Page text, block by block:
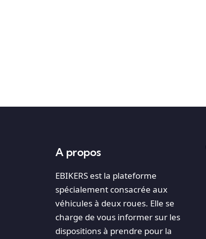
A propos
EBIKERS est la plateforme
spécialement consacrée aux
véhicules à deux roues. Elle se
charge de vous informer sur les
dispositions à prendre pour la